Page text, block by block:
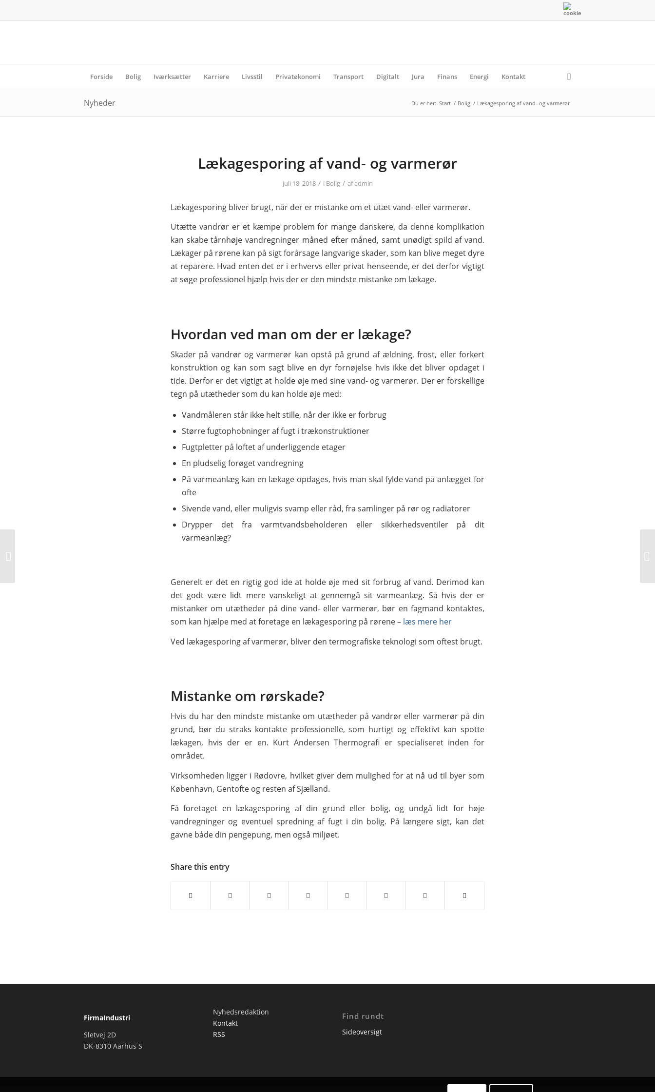
Forside Bolig Iværksætter Karriere Livsstil Privatøkonomi Transport Digitalt Jura Finans Energi Kontakt
Nyheder Du er her: Start / Bolig / Lækagesporing af vand- og varmerør
Lækagesporing af vand- og varmerør
juli 18, 2018 / i Bolig / afadmin
Lækagesporing bliver brugt, når der er mistanke om et utæt vand- eller varmerør.
Utætte vandrør er et kæmpe problem for mange danskere, da denne komplikation
kan skabe tårnhøje vandregninger måned efter måned, samt unødigt spild af vand.
Lækager på rørene kan på sigt forårsage langvarige skader, som kan blive meget dyre
at reparere. Hvad enten det er i erhvervs eller privat henseende, er det derfor vigtigt
at søge professionel hjælp hvis der er den mindste mistanke om lækage.
Hvordan ved man om der er lækage?
Skader på vandrør og varmerør kan opstå på grund af ældning, frost, eller forkert
konstruktion og kan som sagt blive en dyr fornøjelse hvis ikke det bliver opdaget i
tide. Derfor er det vigtigt at holde øje med sine vand- og varmerør. Der er forskellige
tegn på utætheder som du kan holde øje med:
Vandmåleren står ikke helt stille, når der ikke er forbrug
Større fugtophobninger af fugt i trækonstruktioner
Fugtpletter på loftet af underliggende etager
En pludselig forøget vandregning
På varmeanlæg kan en lækage opdages, hvis man skal fylde vand på anlægget for
ofte
Sivende vand, eller muligvis svamp eller råd, fra samlinger på rør og radiatorer
Drypper det fra varmtvandsbeholderen eller sikkerhedsventiler på dit
varmeanlæg?
Generelt er det en rigtig god ide at holde øje med sit forbrug af vand. Derimod kan
det godt være lidt mere vanskeligt at gennemgå sit varmeanlæg. Så hvis der er
mistanker om utætheder på dine vand- eller varmerør, bør en fagmand kontaktes,
som kan hjælpe med at foretage en lækagesporing på rørene – læs mere her
Ved lækagesporing af varmerør, bliver den termografiske teknologi som oftest brugt.
Mistanke om rørskade?
Hvis du har den mindste mistanke om utætheder på vandrør eller varmerør på din
grund, bør du straks kontakte professionelle, som hurtigt og effektivt kan spotte
lækagen, hvis der er en. Kurt Andersen Thermografi er specialiseret inden for
området.
Virksomheden ligger i Rødovre, hvilket giver dem mulighed for at nå ud til byer som
København, Gentofte og resten af Sjælland.
Få foretaget en lækagesporing af din grund eller bolig, og undgå lidt for høje
vandregninger og eventuel spredning af fugt i din bolig. På længere sigt, kan det
gavne både din pengepung, men også miljøet.
Share this entry
FirmaIndustri
Sletvej 2D
DK-8310 Aarhus S
Nyhedsredaktion
Kontakt
RSS
Find rundt
Sideoversigt